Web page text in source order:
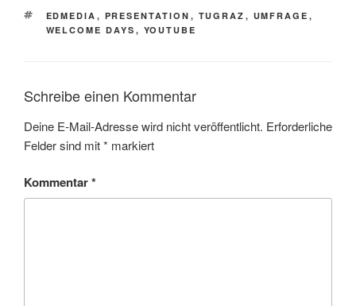
SCHLAGWÖRTER
EDMEDIA , PRESENTATION , TUGRAZ , UMFRAGE ,
WELCOME DAYS , YOUTUBE
Schreibe einen Kommentar
Deine E-Mail-Adresse wird nicht veröffentlicht. Erforderliche
Felder sind mit* markiert
Kommentar*